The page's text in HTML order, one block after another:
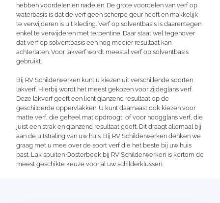
hebben voordelen en nadelen. De grote voordelen van verf op
waterbasis is dat de verf geen scherpe geur heeft en makkelijk
te verwijderen is uit kleding. Verf op solventbasis is daarentegen
enkel te verwijderen met terpentine. Daar staat wel tegenover
dat verf op solventbasis een nog mooier resultaat kan
achterlaten. Voor lakverf wordt meestal verf op solventbasis
gebruikt.
Bij RV Schilderwerken kunt u kiezen uit verschillende soorten
lakverf. Hierbij wordt het meest gekozen voor zijdeglans verf.
Deze lakverf geeft een licht glanzend resultaat op de
geschilderde oppervlakken. U kunt daarnaast ook kiezen voor
matte verf, die geheel mat opdroogt, of voor hoogglans verf, die
juist een strak en glanzend resultaat geeft. Dit draagt allemaal bij
aan de uitstraling van uw huis. Bij RV Schilderwerken denken we
graag met u mee over de soort verf die het beste bij uw huis
past. Lak spuiten Oosterbeek bij RV Schilderwerken is kortom de
meest geschikte keuze voor al uw schilderklussen.